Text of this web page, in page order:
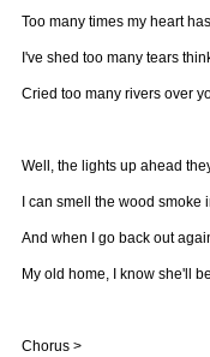
Too many times my heart
I've shed too many tears
Cried too many rivers over
Well, the lights up ahead
I can smell the wood smoke
And when I go back out
My old home, I know she'll
Chorus >